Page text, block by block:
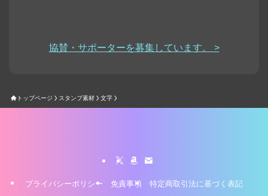
協賛・サポーターを募集しています。 >
トップページ スタンプ素材 文字
プライバシーポリシー 免責事項 特定商取引法に基づく表記